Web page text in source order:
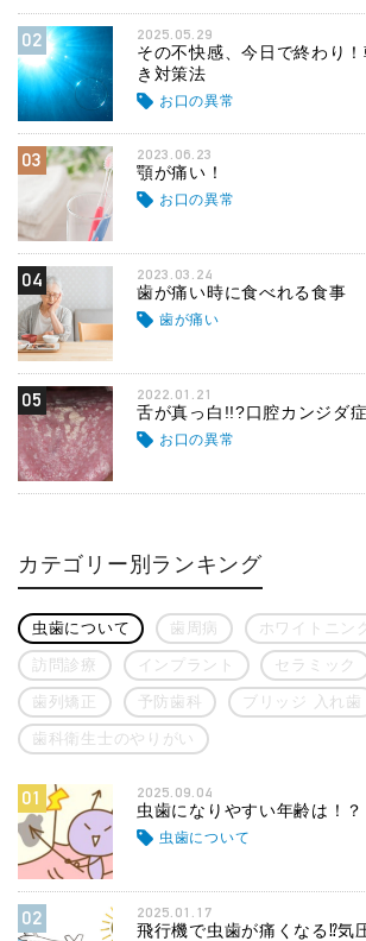
02 2025.05.29
その不快感、今日で終わり
き対策法
お口の異常
03 2023.06.23
顎が痛い！
お口の異常
04 2023.03.24
歯が痛い時に食べれる食事
歯が痛い
05 2022.01.21
舌が真っ白!!?口腔カンジダ
お口の異常
カテゴリー別ランキング
虫歯について 歯周病 ホワイトニン
訪問診療 インプラント セラミック
歯列矯正 予防歯科 ブリッジ 入れ歯
歯科衛生士のやりがい
01 2025.09.04
虫歯になりやすい年齢は！？
虫歯について
02 2025.01.17
飛行機で虫歯が痛くなる⁉気